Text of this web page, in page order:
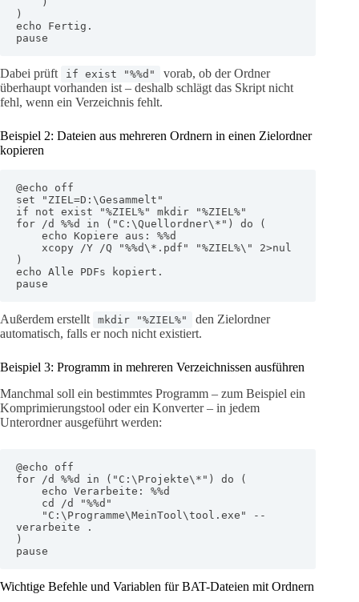
)
echo Fertig.
pause
Dabei prüft if exist "%%d"
vorab, ob der Ordner
überhaupt vorhanden ist – deshalb schlägt das Skript nicht
fehl, wenn ein Verzeichnis fehlt.
Beispiel 2: Dateien aus mehreren Ordnern in einen Zielordner
kopieren
@echo off
set "ZIEL=D:\Gesammelt"
if not exist "%ZIEL%" mkdir "%ZIEL%"
for /d %%d in ("C:\Quellordner\*") do (
)
echo Alle PDFs kopiert.
pause
Außerdem erstellt mkdir "%ZIEL%"
den Zielordner
automatisch, falls er noch nicht existiert.
Beispiel 3: Programm in mehreren Verzeichnissen ausführen
Manchmal soll ein bestimmtes Programm – zum Beispiel ein
Komprimierungstool oder ein Konverter – in jedem
Unterordner ausgeführt werden:
@echo off
for /d %%d in ("C:\Projekte\*") do (
verarbeite .
)
pause
Wichtige Befehle und Variablen für BAT-Dateien mit Ordnern